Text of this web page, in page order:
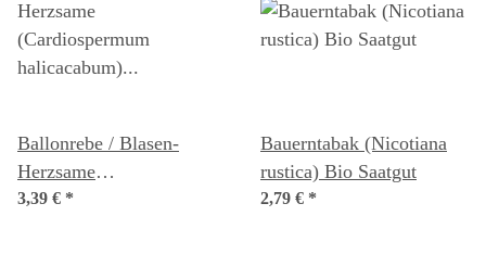
Ballonrebe / Blasen-
Herzsame
(Cardiospermum
3,39 € *
Bauerntabak (Nicotiana
rustica) Bio Saatgut
2,79 € *